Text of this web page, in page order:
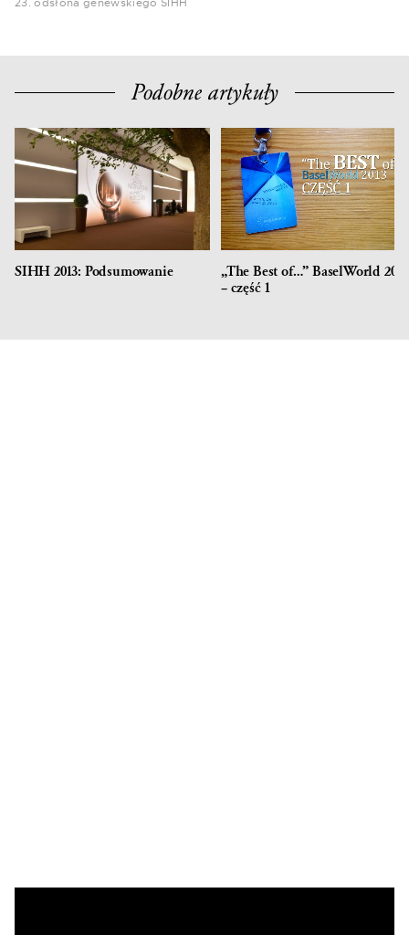
23. odsłona genewskiego SIHH
Podobne artykuły
SIHH 2013: Podsumowanie
„The Best of…” BaselWorld 2013
– część 1